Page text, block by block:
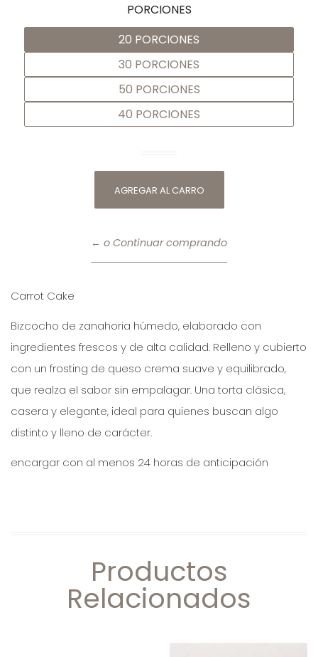
PORCIONES
20 PORCIONES
30 PORCIONES
50 PORCIONES
40 PORCIONES
← o Continuar comprando
Carrot Cake
Bizcocho de zanahoria húmedo, elaborado con
ingredientes frescos y de alta calidad. Relleno y cubierto
con un frosting de queso crema suave y equilibrado,
que realza el sabor sin empalagar. Una torta clásica,
casera y elegante, ideal para quienes buscan algo
distinto y lleno de carácter.
encargar con al menos 24 horas de anticipación
Productos
Relacionados